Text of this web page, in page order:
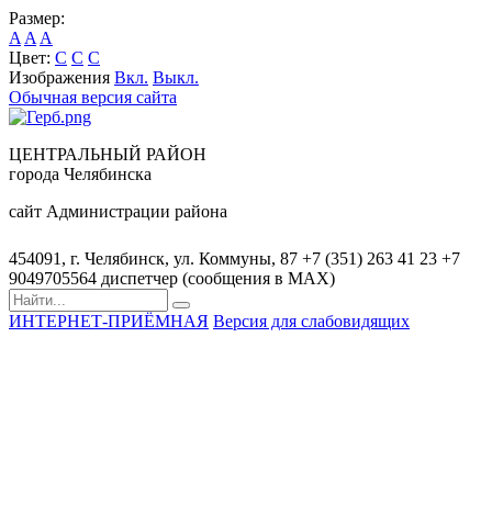
Размер:
A A A
Цвет: C C C
Изображения Вкл. Выкл.
Обычная версия сайта
ЦЕНТРАЛЬНЫЙ РАЙОН
города Челябинска
сайт Администрации района
454091, г. Челябинск, ул. Коммуны, 87 +7 (351) 263 41 23 +7
9049705564 диспетчер (сообщения в MAX)
ИНТЕРНЕТ-ПРИЁМНАЯ Версия для слабовидящих